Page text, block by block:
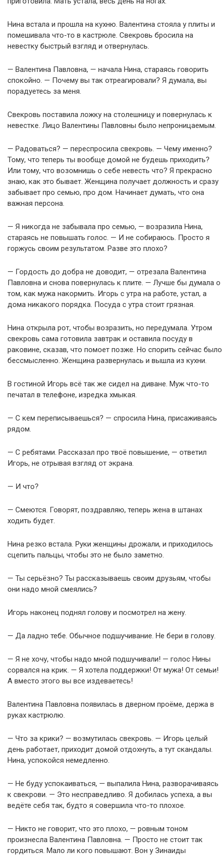
Нина встала и прошла на кухню. Валентина стояла у плиты и
помешивала что-то в кастрюле. Свекровь бросила на
невестку быстрый взгляд и отвернулась.
— Валентина Павловна, — начала Нина, стараясь говорить
спокойно. — Почему вы так отреагировали? Я думала, вы
порадуетесь за меня.
Свекровь поставила ложку на столешницу и повернулась к
невестке. Лицо Валентины Павловны было непроницаемым.
— Радоваться? — переспросила свекровь. — Чему именно?
Тому, что теперь ты вообще домой не будешь приходить?
Или тому, что возомнишь о себе невесть что? Я прекрасно
знаю, как это бывает. Женщина получает должность и сразу
забывает про семью, про дом. Начинает думать, что она
важная персона.
— Я никогда не забывала про семью, — возразила Нина,
стараясь не повышать голос. — И не собираюсь. Просто я
горжусь своим результатом. Разве это плохо?
— Гордость до добра не доводит, — отрезала Валентина
Павловна и снова повернулась к плите. — Лучше бы думала о
том, как мужа накормить. Игорь с утра на работе, устал, а
дома никакого порядка. Посуда с утра стоит грязная.
Нина открыла рот, чтобы возразить, но передумала. Утром
свекровь сама готовила завтрак и оставила посуду в
раковине, сказав, что помоет позже. Но спорить сейчас было
бессмысленно. Женщина развернулась и вышла из кухни.
В гостиной Игорь всё так же сидел на диване. Муж что-то
печатал в телефоне, изредка хмыкая.
— С кем переписываешься? — спросила Нина, присаживаясь
рядом.
— С ребятами. Рассказал про твоё повышение, — ответил
Игорь, не отрывая взгляд от экрана.
— И что?
— Смеются. Говорят, поздравляю, теперь жена в штанах
ходить будет.
Нина резко встала. Руки женщины дрожали, и приходилось
сцепить пальцы, чтобы это не было заметно.
— Ты серьёзно? Ты рассказываешь своим друзьям, чтобы
они надо мной смеялись?
Игорь наконец поднял голову и посмотрел на жену.
— Да ладно тебе. Обычное подшучивание. Не бери в голову.
— Я не хочу, чтобы надо мной подшучивали! — голос Нины
сорвался на крик. — Я хотела поддержки! От мужа! От семьи!
А вместо этого вы все издеваетесь!
Валентина Павловна появилась в дверном проёме, держа в
руках кастрюлю.
— Что за крики? — возмутилась свекровь. — Игорь целый
день работает, приходит домой отдохнуть, а тут скандалы.
Нина, успокойся немедленно.
— Не буду успокаиваться, — выпалила Нина, разворачиваясь
к свекрови. — Это несправедливо. Я добилась успеха, а вы
ведёте себя так, будто я совершила что-то плохое.
— Никто не говорит, что это плохо, — ровным тоном
произнесла Валентина Павловна. — Просто не стоит так
гордиться. Мало ли кого повышают. Вон у Зинаиды